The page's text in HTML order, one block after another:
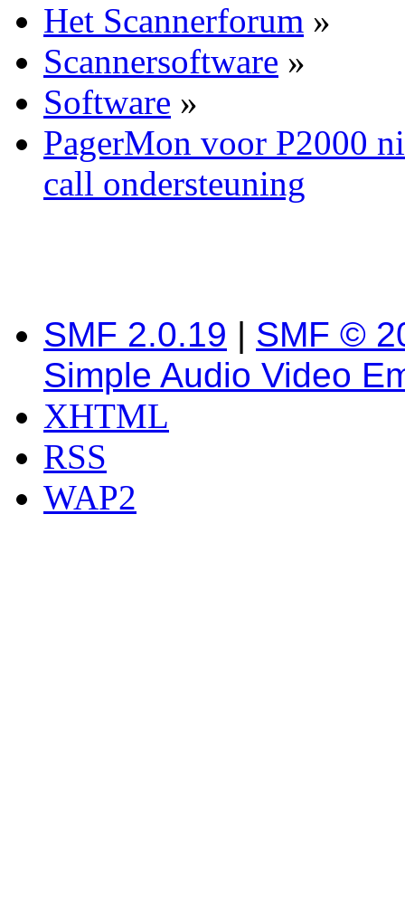
Het Scannerforum »
Scannersoftware »
Software »
PagerMon voor P2000
call ondersteuning
SMF 2.0.19 | SMF ©
Simple Audio Video
XHTML
RSS
WAP2